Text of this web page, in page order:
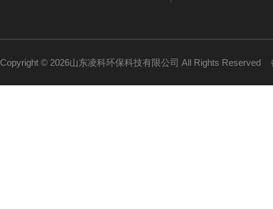
Copyright © 2026山东凌科环保科技有限公司 All Rights Reserved